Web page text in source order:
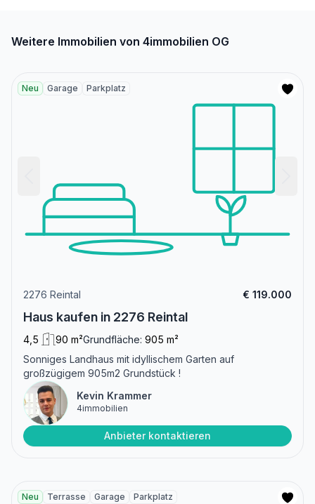
Weitere Immobilien von 4immobilien OG
Neu Garage Parkplatz
2276 Reintal € 119.000
Haus kaufen in 2276 Reintal
4,5 90 m²Grundfläche: 905 m²
Sonniges Landhaus mit idyllischem Garten auf
großzügigem 905m2 Grundstück !
Kevin Krammer
4immobilien
Anbieter kontaktieren
Neu Terrasse Garage Parkplatz